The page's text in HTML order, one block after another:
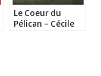
Le Coeur du
Pélican – Cécile